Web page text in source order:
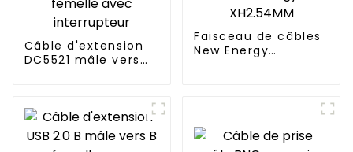
Câble d'extension
DC5521 mâle vers
Faisceau de câbles
New Energy